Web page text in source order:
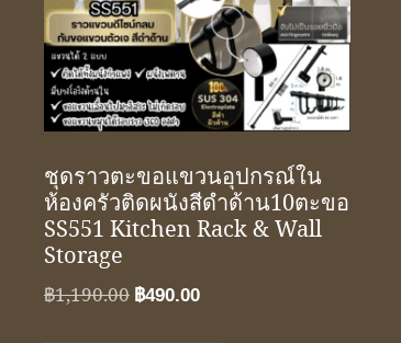
ชุดราวตะขอแขวนอุปกรณ์ใน
ห้องครัวติดผนังสีดำด้าน10ตะขอ
SS551 Kitchen Rack & Wall
Storage
฿1,190.00 Original
฿490.00Current